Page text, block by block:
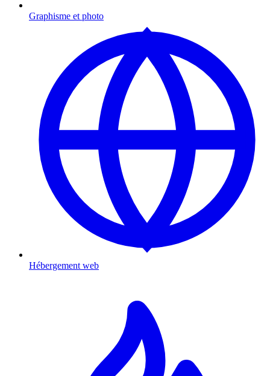
Graphisme et photo
Hébergement web